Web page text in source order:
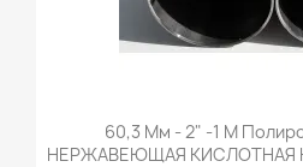
60,3 Мм - 2" -1 М
НЕРЖАВЕЮЩАЯ КИСЛОТНАЯ